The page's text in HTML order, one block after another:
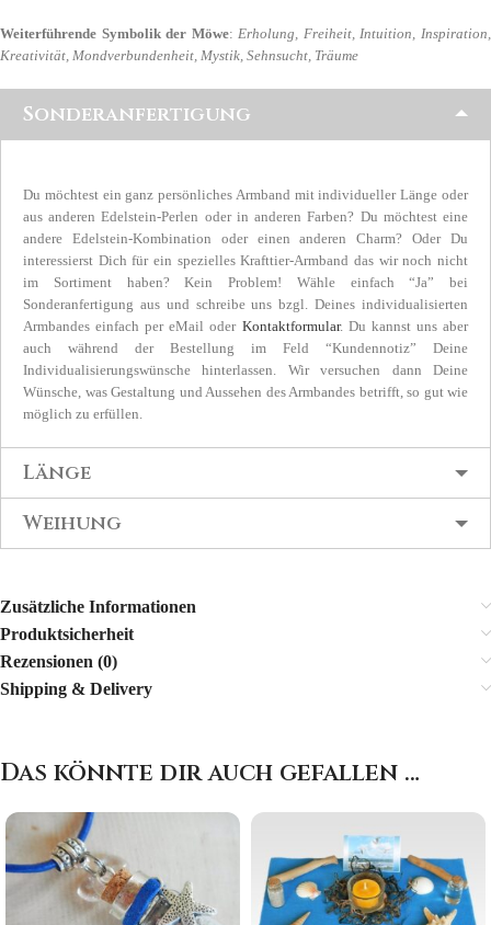
Weiterführende Symbolik der Möwe:Erholung, Freiheit, Intuition, Inspiration,
Kreativität, Mondverbundenheit, Mystik, Sehnsucht, Träume
Sonderanfertigung
Du möchtest ein ganz persönliches Armband mit individueller Länge oder
aus anderen Edelstein-Perlen oder in anderen Farben? Du möchtest eine
andere Edelstein-Kombination oder einen anderen Charm? Oder Du
interessierst Dich für ein spezielles Krafttier-Armband das wir noch nicht
im Sortiment haben? Kein Problem! Wähle einfach “Ja” bei
Sonderanfertigung aus und schreibe uns bzgl. Deines individualisierten
Armbandes einfach per eMail oder Kontaktformular. Du kannst uns aber
auch während der Bestellung im Feld “Kundennotiz” Deine
Individualisierungswünsche hinterlassen. Wir versuchen dann Deine
Wünsche, was Gestaltung und Aussehen des Armbandes betrifft, so gut wie
möglich zu erfüllen.
Länge
Weihung
Zusätzliche Informationen
Produktsicherheit
Rezensionen (0)
Shipping & Delivery
Das könnte dir auch gefallen …